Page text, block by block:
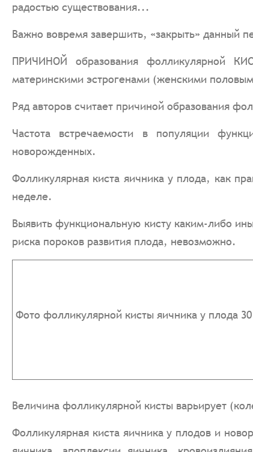
радостью существования...
Важно вовремя завершить, «закрыть» данный
ПРИЧИНОЙ образования фолликулярной
материнскими эстрогенами (женскими
Ряд авторов считает причиной образования
Частота встречаемости в популяции
новорожденных.
Фолликулярная киста яичника у плода, как
неделе.
Выявить функциональную кисту каким-либо
риска пороков развития плода, невозможно.
Фото фолликулярной кисты яичника у плода
Величина фолликулярной кисты варьирует
Фолликулярная киста яичника у плодов и